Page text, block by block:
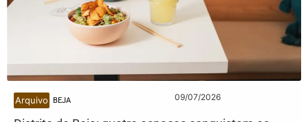
Arquivo BEJA 09/07/2026